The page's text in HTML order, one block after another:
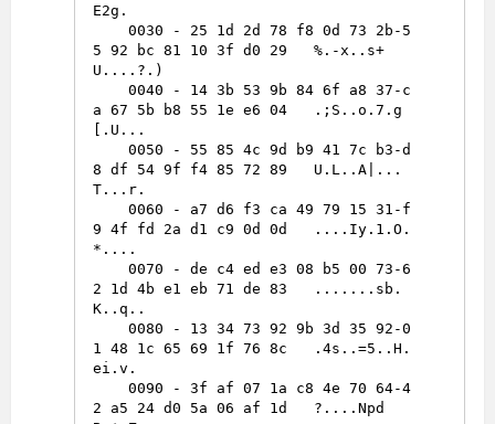
E2g.
    0030 - 25 1d 2d 78 f8 0d 73 2b-5
5 92 bc 81 10 3f d0 29   %.-x..s+
U....?.)
    0040 - 14 3b 53 9b 84 6f a8 37-c
a 67 5b b8 55 1e e6 04   .;S..o.7.g
[.U...
    0050 - 55 85 4c 9d b9 41 7c b3-d
8 df 54 9f f4 85 72 89   U.L..A|...
T...r.
    0060 - a7 d6 f3 ca 49 79 15 31-f
9 4f fd 2a d1 c9 0d 0d   ....Iy.1.O.
*....
    0070 - de c4 ed e3 08 b5 00 73-6
2 1d 4b e1 eb 71 de 83   .......sb.
K..q..
    0080 - 13 34 73 92 9b 3d 35 92-0
1 48 1c 65 69 1f 76 8c   .4s..=5..H.
ei.v.
    0090 - 3f af 07 1a c8 4e 70 64-4
2 a5 24 d0 5a 06 af 1d   ?....Npd